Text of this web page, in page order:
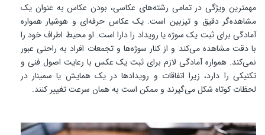
مهمترین ویژگی در تمامی رشته‌های عکاسی، بودن عکاس به عنوان یک
مشاهده‌گر دقیق و تیزبین است. یک عکاس حرفه‌ای و هوشیار همواره
آمادگی برای ثبت یک سوژه یا رویداد را دارا است. او محیط اطراف خود را
با دقت مشاهده می‌کند و از کنار سوژه‌ها و تجمعات افراد به راحتی عبور
نمی‌کند. همواره آمادگی لازم برای ثبت یک عکس با رعایت اصول فنی و
تکنیکی را دارد، زیرا اتفاقات و رویدادها در یک همایش یا سمینار در
لحظات کوتاه شکل می‌گیرند و ممکن است به همان سرعت تغییر کنند.